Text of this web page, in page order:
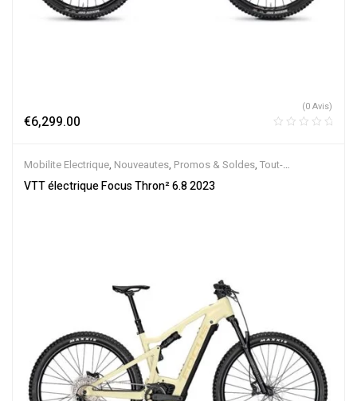
€6,299.00
(0 Avis)
Mobilite Electrique, Nouveautes, Promos & Soldes, Tout-
Suspendus,Vélo électrique ville,Velos Electriques
VTT électrique Focus Thron² 6.8 2023